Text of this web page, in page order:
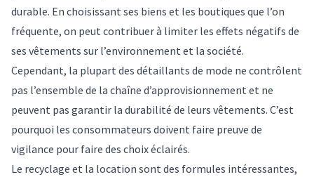
durable. En choisissant ses biens et les boutiques que l’on
fréquente, on peut contribuer à limiter les effets négatifs de
ses vêtements sur l’environnement et la société.
Cependant, la plupart des détaillants de mode ne contrôlent
pas l’ensemble de la chaîne d’approvisionnement et ne
peuvent pas garantir la durabilité de leurs vêtements. C’est
pourquoi les consommateurs doivent faire preuve de
vigilance pour faire des choix éclairés.
Le recyclage et la location sont des formules intéressantes,